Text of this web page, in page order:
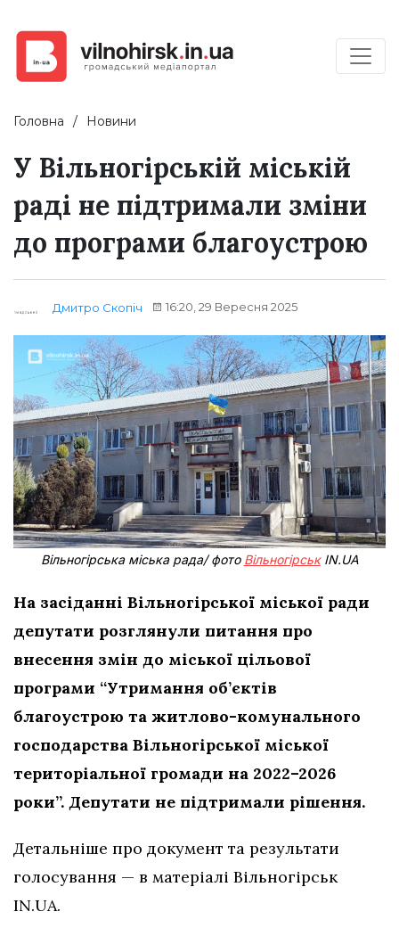
Головна Новини
У Вільногірській міській
раді не підтримали зміни
до програми благоустрою
Дмитро Скопіч 16:20, 29 Вересня 2025
Вільногірська міська рада/ фото ВільногірськIN.UA
На засіданні Вільногірської міської ради
депутати розглянули питання про
внесення змін до міської цільової
програми “Утримання об’єктів
благоустрою та житлово-комунального
господарства Вільногірської міської
територіальної громади на 2022–2026
роки”. Депутати не підтримали рішення.
Детальніше про документ та результати
голосування — в матеріалі Вільногірськ
IN.UA.